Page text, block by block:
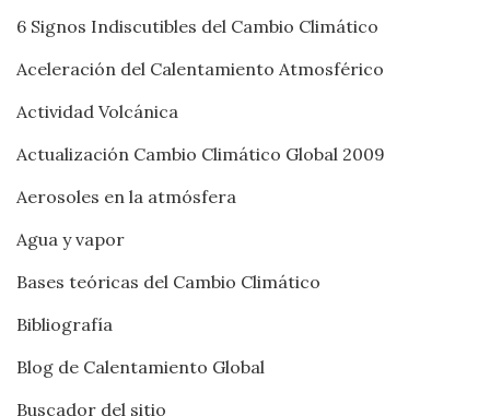
6 Signos Indiscutibles del Cambio Climático
Aceleración del Calentamiento Atmosférico
Actividad Volcánica
Actualización Cambio Climático Global 2009
Aerosoles en la atmósfera
Agua y vapor
Bases teóricas del Cambio Climático
Bibliografía
Blog de Calentamiento Global
Buscador del sitio